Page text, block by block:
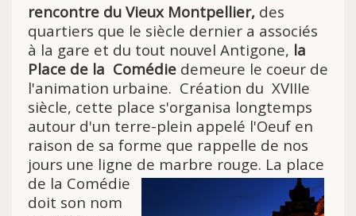
rencontre du Vieux Montpellier, des
quartiers que le siècle dernier a associés
à la gare et du tout nouvel Antigone, la
Place de la Comédie demeure le coeur de
l'animation urbaine. Création du XVIIIe
siècle, cette place s'organisa longtemps
autour d'un terre-plein appelé l'Oeuf en
raison de sa forme que rappelle de nos
jours une ligne de marbre rouge. La place
de la Comédie
doit son nom